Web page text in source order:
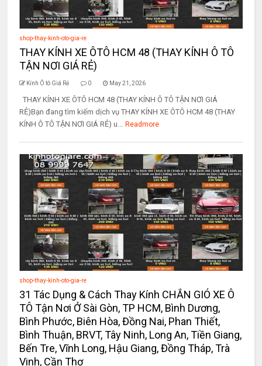
shop-thay-kinh-oto-gia-re
THAY KÍNH XE ÔTÔ HCM 48 (THAY KÍNH Ô TÔ
TẬN NƠI GIÁ RẺ)
Kính Ô tô Giá Rẻ 0 May 21, 2026
THAY KÍNH XE ÔTÔ HCM 48 (THAY KÍNH Ô TÔ TẬN NƠI GIÁ
RẺ)Bạn đang tìm kiếm dịch vụ THAY KÍNH XE ÔTÔ HCM 48 (THAY
KÍNH Ô TÔ TẬN NƠI GIÁ RẺ) u... Readmore
shop-thay-kinh-oto-gia-re
31 Tác Dụng & Cách Thay Kính CHẮN GIÓ XE Ô
TÔ Tận Nơi Ở Sài Gòn, TP HCM, Bình Dương,
Bình Phước, Biên Hòa, Đồng Nai, Phan Thiết,
Bình Thuận, BRVT, Tây Ninh, Long An, Tiền Giang,
Bến Tre, Vĩnh Long, Hậu Giang, Đồng Tháp, Trà
Vinh, Cần Thơ